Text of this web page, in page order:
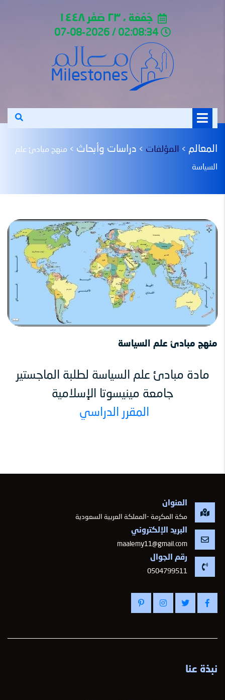
جُمُعَة ، ٢٣ صَفَر ١٤٤٨
02:08:34 / 07-08-2026
المعالم > المؤلفات > دراسات وأبحاث > منهج مبادئ علم
السياسة
منهج مبادئ علم السياسة
مادة مبادئ علم السياسة لطلبة الماجستير
جامعة مينيسوتا الإسلامية
المقرر الدراسي
العنوان
مكة المكرمة -المملكة العربية السعودية
البريد الإلكتروني
maalemy11@gmail.com
رقم الجوال
0504799511
-
نبذة عنا